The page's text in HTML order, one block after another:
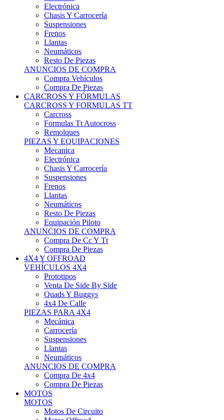
Electrónica
Chasis Y Carrocería
Suspensiones
Frenos
Llantas
Neumáticos
Resto De Piezas
ANUNCIOS DE COMPRA
Compra Vehículos
Compra De Piezas
CARCROSS Y FÓRMULAS
CARCROSS Y FORMULAS TT
Carcross
Formulas Tt Autocross
Remolques
PIEZAS Y EQUIPACIONES
Mecanica
Electrónica
Chasis Y Carrocería
Suspensiones
Frenos
Llantas
Neumáticos
Resto De Piezas
Equipación Piloto
ANUNCIOS DE COMPRA
Compra De Cc Y Tt
Compra De Piezas
4X4 Y OFFROAD
VEHÍCULOS 4X4
Prototipos
Venta De Side By Side
Quads Y Buggys
4x4 De Calle
PIEZAS PARA 4X4
Mecánica
Carrocería
Suspensiones
Llantas
Neumáticos
ANUNCIOS DE COMPRA
Compra De 4x4
Compra De Piezas
MOTOS
MOTOS
Motos De Circuito